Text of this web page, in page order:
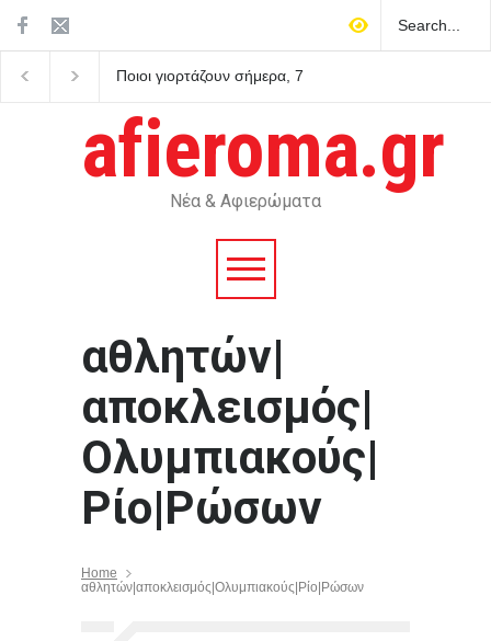
Ποιοι γιορτάζουν σήμερα, 7
afieroma.gr
Νέα & Αφιερώματα
αθλητών|
αποκλεισμός|
Ολυμπιακούς|
Ρίο|Ρώσων
Home
αθλητών|αποκλεισμός|Ολυμπιακούς|Ρίο|Ρώσων